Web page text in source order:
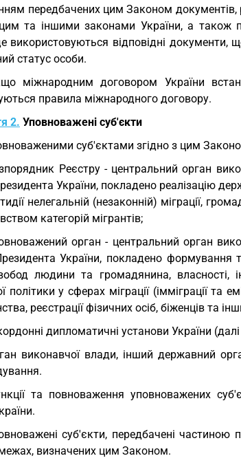
передбачених цим Законом документів,
та іншими законами України, а також
використовуються відповідні документи,
статус особи.
міжнародним договором України
правила міжнародного договору.
2. Уповноважені суб'єкти
суб'єктами згідно з цим
Реєстру - центральний орган
України, покладено реалізацію
нелегальній (незаконній) міграції,
категорій мігрантів;
орган - центральний орган
України, покладено формування
людини та громадянина, власності,
політики у сферах міграції (імміграції та
реєстрації фізичних осіб, біженців та
дипломатичні установи України
виконавчої влади, інший державний
та повноваження уповноважених
суб'єкти, передбачені частиною
визначених цим Законом.